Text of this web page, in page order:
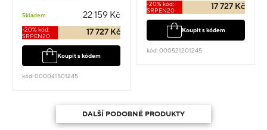
Skladem 22 159 Kč
-20% kód:
SRPEN20
17 727 Kč
Koupit s kódem
kód: 000041501245
-20% kód:
SRPEN20
17 727 Kč
Koupit s kódem
kód: 000521201245
DALŠÍ PODOBNÉ PRODUKTY